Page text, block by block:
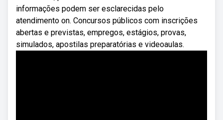
informações podem ser esclarecidas pelo
atendimento on. Concursos públicos com inscrições
abertas e previstas, empregos, estágios, provas,
simulados, apostilas preparatórias e videoaulas.